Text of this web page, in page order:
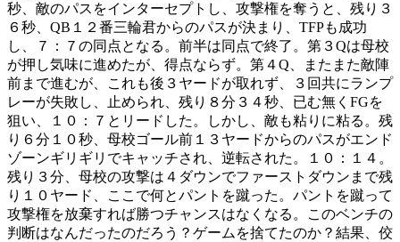
秒、敵のパスをインターセプトし、攻撃権を奪うと、残り３
６秒、QB１２番三輪君からのパスが決まり、TFPも成功
し、７：７の同点となる。前半は同点で終了。第３Qは母校
が押し気味に進めたが、得点ならず。第４Q、またまた敵陣
前まで進むが、これも後３ヤードが取れず、３回共にランプ
レーが失敗し、止められ、残り８分３４秒、已む無くFGを
狙い、１０：７とリードした。しかし、敵も粘りに粘る。残
り６分１０秒、母校ゴール前１３ヤードからのパスがエンド
ゾーンギリギリでキャッチされ、逆転された。１０：１４。
残り３分、母校の攻撃は４ダウンでファーストダウンまで残
り１０ヤード、ここで何とパントを蹴った。パントを蹴って
攻撃権を放棄すれば勝つチャンスはなくなる。このベンチの
判断はなんだったのだろう？ゲームを捨てたのか？結果、佼